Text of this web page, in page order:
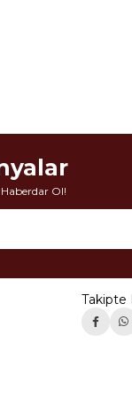
Ol!
Takipte